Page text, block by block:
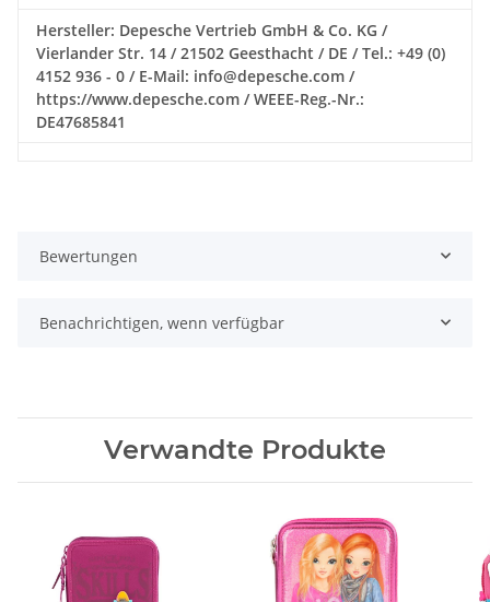
Hersteller: Depesche Vertrieb GmbH & Co. KG /
Vierlander Str. 14 / 21502 Geesthacht / DE / Tel.: +49 (0)
4152 936 - 0 / E-Mail: info@depesche.com /
https://www.depesche.com / WEEE-Reg.-Nr.:
DE47685841
Bewertungen
Benachrichtigen, wenn verfügbar
Verwandte Produkte